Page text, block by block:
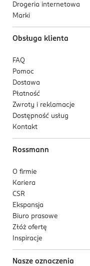
Drogeria internetowa
Marki
Obsługa klienta
FAQ
Pomoc
Dostawa
Płatność
Zwroty i reklamacje
Dostępność usług
Kontakt
Rossmann
O firmie
Kariera
CSR
Ekspansja
Biuro prasowe
Złóż ofertę
Inspiracje
Nasze oznaczenia